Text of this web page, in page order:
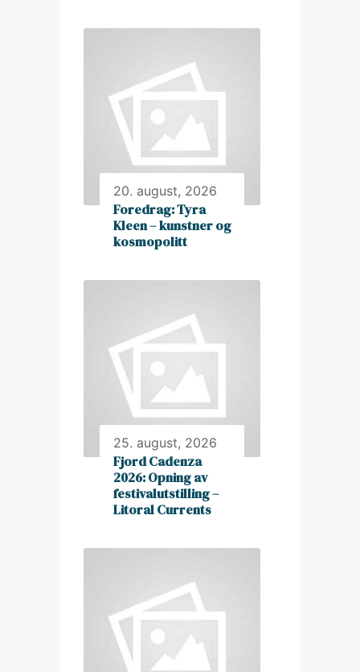
20. august, 2026
Foredrag: Tyra
Kleen – kunstner og
kosmopolitt
25. august, 2026
Fjord Cadenza
2026: Opning av
festivalutstilling –
Litoral Currents